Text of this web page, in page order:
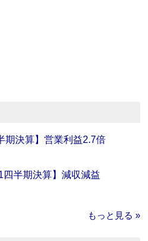
期決算】営業利益2.7倍
四半期決算】減収減益
もっと見る »